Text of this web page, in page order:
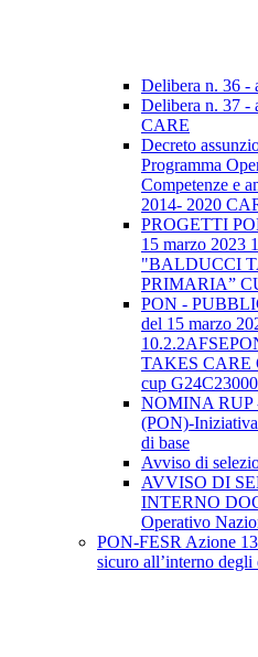
Delibera n. 36 -
Delibera n. 37 -
CARE
Decreto
Programma
Competenze e
2014- 2020
PROGETTI
15 marzo 2023
"BALDUCCI
PRIMARIA”
PON -
del 15 marzo
TAKES CARE
cup
NOMINA RUP
(PON)-
di base
Avviso di
AVVISO DI
INTERNO
Operativo
PON-FESR Azione
sicuro all’interno